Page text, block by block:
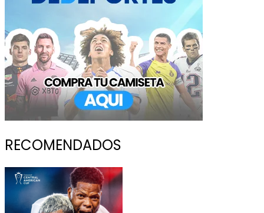
RECOMENDADOS